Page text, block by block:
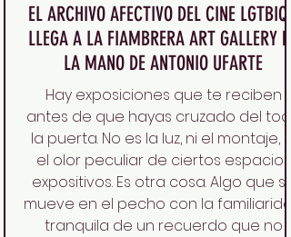
EL ARCHIVO AFECTIVO DEL CINE LGTBIQ+
LLEGA A LA FIAMBRERA ART GALLERY DE
LA MANO DE ANTONIO UFARTE
Hay exposiciones que te reciben
antes de que hayas cruzado del todo
la puerta. No es la luz, ni el montaje, ni
el olor peculiar de ciertos espacios
expositivos. Es otra cosa. Algo que se
mueve en el pecho con la
tranquila de un recuerdo que no